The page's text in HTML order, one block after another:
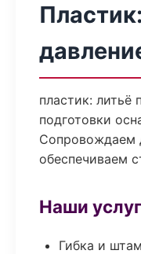
пластик:
подготовки
Сопровождаем
обеспечиваем
Наши
Гибка и